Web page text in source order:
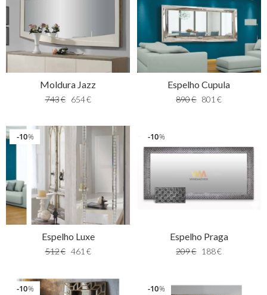
Moldura Jazz
743€ 654€
Espelho Cupula
890€ 801 €
%
10
Espelho Luxe
512€ 461 €
%
10
Espelho Praga
209€ 188€
%
10 %
10